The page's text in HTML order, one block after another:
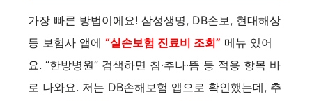
가장 빠른 방법이에요! 삼성생명, DB손보, 현대해상
등 보험사 앱에 “실손보험 진료비 조회” 메뉴 있어
요. “한방병원” 검색하면 침·추나·뜸 등 적용 항목 바
로 나와요. 저는 DB손해보험 앱으로 확인했는데, 추